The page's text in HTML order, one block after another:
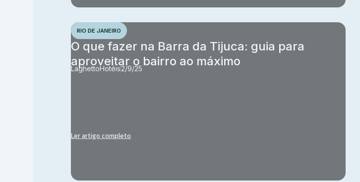
RIO DE JANEIRO
O que fazer na Barra da Tijuca: guia para
aproveitar o bairro ao máximo
LaghettoHotéis2/9/25
Ler artigo completo